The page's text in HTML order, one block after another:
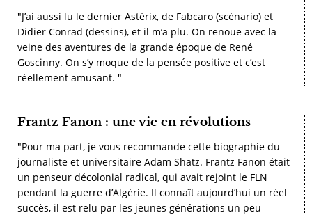
"J’ai aussi lu le dernier Astérix, de Fabcaro (scénario) et
Didier Conrad (dessins), et il m’a plu. On renoue avec la
veine des aventures de la grande époque de René
Goscinny. On s’y moque de la pensée positive et c’est
réellement amusant. "
Frantz Fanon : une vie en révolutions
"Pour ma part, je vous recommande cette biographie du
journaliste et universitaire Adam Shatz. Frantz Fanon était
un penseur décolonial radical, qui avait rejoint le FLN
pendant la guerre d’Algérie. Il connaît aujourd’hui un réel
succès, il est relu par les jeunes générations un peu